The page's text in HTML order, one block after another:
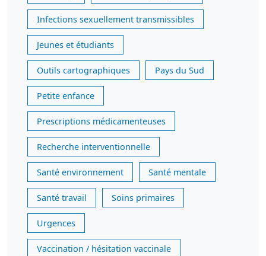
Infections sexuellement transmissibles
Jeunes et étudiants
Outils cartographiques Pays du Sud
Petite enfance
Prescriptions médicamenteuses
Recherche interventionnelle
Santé environnement Santé mentale
Santé travail Soins primaires
Urgences
Vaccination / hésitation vaccinale